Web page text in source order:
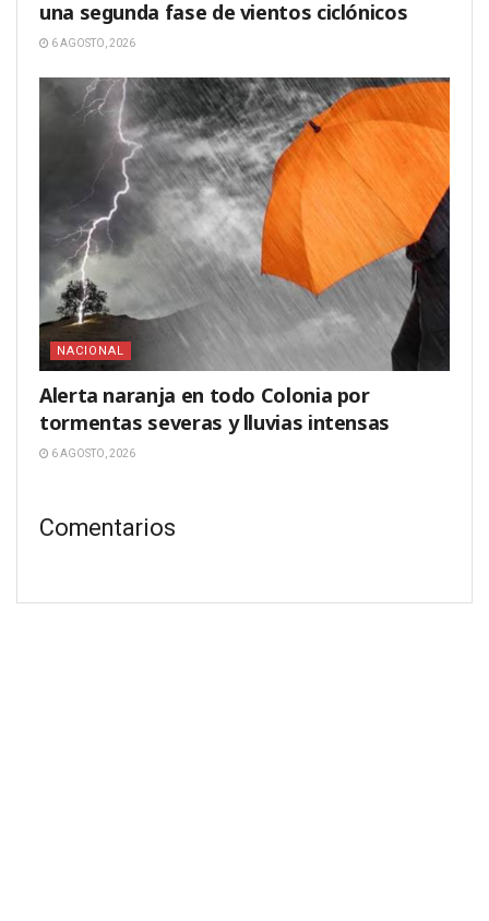
una segunda fase de vientos ciclónicos
6 AGOSTO, 2026
NACIONAL
Alerta naranja en todo Colonia por
tormentas severas y lluvias intensas
6 AGOSTO, 2026
Comentarios